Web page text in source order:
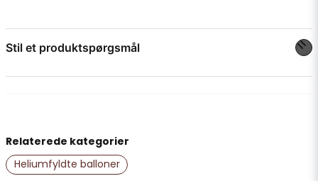
Stil et produktspørgsmål
name
Navn
Relaterede kategorier
Heliumfyldte balloner